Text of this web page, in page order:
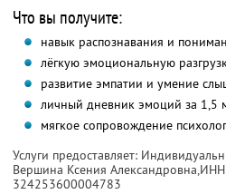
Что вы получите:
навык распознавания и
лёгкую эмоциональную
развитие эмпатии и умение
личный дневник эмоций за 1,5
мягкое сопровождение
Услуги предоставляет:
Вершина Ксения Александровна,ИНН
324253600004783